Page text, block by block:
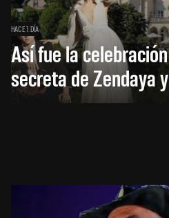
HACE 1 DÍA
Así fue la
secreta de Zendaya